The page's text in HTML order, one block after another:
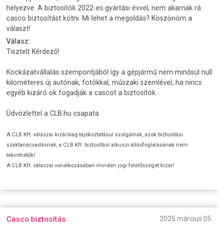
helyezve. A biztosítók 2022-es gyártási évvel, nem akarnak rá
casco biztosítást kötni. Mi lehet a megoldás? Köszönöm a
választ!
Válasz:
Tisztelt Kérdező!
Kockázatvállalás szempontjából így a gépjármű nem minősül null
kilométeres új autónak, fotókkal, műszaki szemlével, ha nincs
egyéb kizáró ok fogadják a cascot a biztosítók.
Üdvözlettel a CLB.hu csapata
A CLB Kft. válaszai kizárólag tájékoztatásul szolgálnak, azok biztosítási
szaktanácsadásnak, a CLB Kft. biztosítási alkuszi állásfoglalásának nem
tekinthetők!
A CLB Kft. válaszai vonatkozásában minden jogi felelősséget kizár!
Casco biztosítás
2025 március 05.